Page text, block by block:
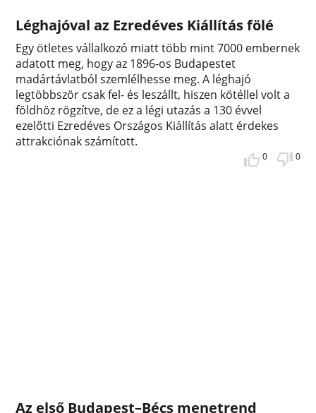
Léghajóval az Ezredéves Kiállítás fölé
Egy ötletes vállalkozó miatt több mint 7000 embernek
adatott meg, hogy az 1896-os Budapestet
madártávlatból szemlélhesse meg. A léghajó
legtöbbször csak fel- és leszállt, hiszen kötéllel volt a
földhöz rögzítve, de ez a légi utazás a 130 évvel
ezelőtti Ezredéves Országos Kiállítás alatt érdekes
attrakciónak számított.
0 0
Az első Budapest–Bécs menetrend